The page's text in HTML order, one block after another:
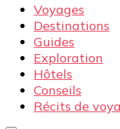
Carnets de voyages
Blog voyage à la
voyages, des
Voyages
Destinations
Guides
Exploration
Hôtels
Conseils
Récits de